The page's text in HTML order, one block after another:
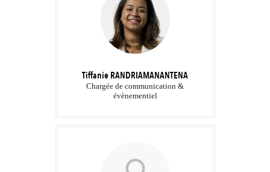
Tiffanie RANDRIAMANANTENA
Chargée de communication &
évènementiel